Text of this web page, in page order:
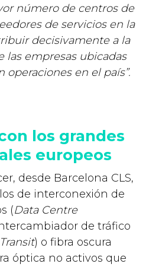
número de centros de
de servicios en la
decisivamente a la
las empresas ubicadas
operaciones en el país”.
los grandes
europeos
desde Barcelona CLS,
de interconexión de
(Data Centre
de tráfico
) o fibra oscura
óptica no activos que